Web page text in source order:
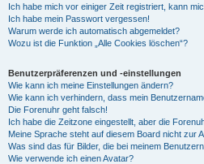
Ich habe mich vor einiger Zeit registriert, kann
Ich habe mein Passwort vergessen!
Warum werde ich automatisch abgemeldet?
Wozu ist die Funktion „Alle Cookies löschen“?
Benutzerpräferenzen und -einstellungen
Wie kann ich meine Einstellungen ändern?
Wie kann ich verhindern, dass mein
Die Forenuhr geht falsch!
Ich habe die Zeitzone eingestellt, aber die
Meine Sprache steht auf diesem Board nicht zur
Was sind das für Bilder, die bei meinem
Wie verwende ich einen Avatar?